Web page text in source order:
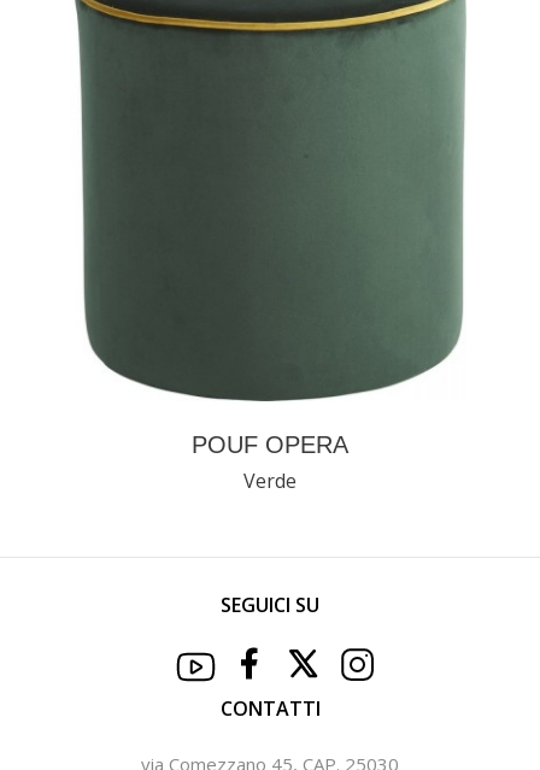
POUF OPERA
Verde
SEGUICI SU
CONTATTI
via Comezzano 45, CAP. 25030